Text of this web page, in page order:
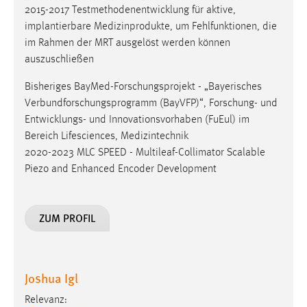
2015-2017 Testmethodenentwicklung für aktive,
implantierbare Medizinprodukte, um Fehlfunktionen, die
im Rahmen der MRT ausgelöst werden können
auszuschließen
Bisheriges BayMed-Forschungsprojekt - „Bayerisches
Verbundforschungsprogramm (BayVFP)“, Forschung- und
Entwicklungs- und Innovationsvorhaben (FuEul) im
Bereich Lifesciences, Medizintechnik
2020-2023 MLC SPEED - Multileaf-Collimator Scalable
Piezo and Enhanced Encoder Development
ZUM PROFIL
Joshua Igl
Relevanz: